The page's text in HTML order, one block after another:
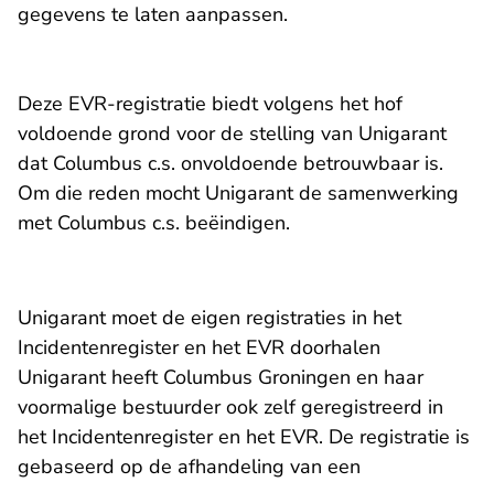
gegevens te laten aanpassen.
Deze EVR-registratie biedt volgens het hof
voldoende grond voor de stelling van Unigarant
dat Columbus c.s. onvoldoende betrouwbaar is.
Om die reden mocht Unigarant de samenwerking
met Columbus c.s. beëindigen.
Unigarant moet de eigen registraties in het
Incidentenregister en het EVR doorhalen
Unigarant heeft Columbus Groningen en haar
voormalige bestuurder ook zelf geregistreerd in
het Incidentenregister en het EVR. De registratie is
gebaseerd op de afhandeling van een